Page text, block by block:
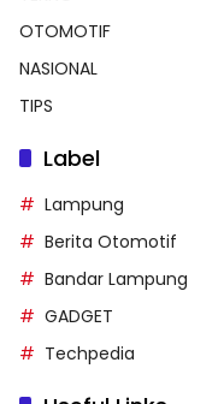
OTOMOTIF
NASIONAL
TIPS
Label
Lampung
Berita Otomotif
Bandar Lampung
GADGET
Techpedia